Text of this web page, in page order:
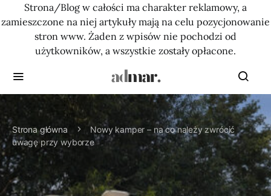
Strona/Blog w całości ma charakter reklamowy, a
zamieszczone na niej artykuły mają na celu pozycjonowanie
stron www. Żaden z wpisów nie pochodzi od
użytkowników, a wszystkie zostały opłacone.
Strona główna
Nowy kamper – na co należy zwrócić
uwagę przy wyborze